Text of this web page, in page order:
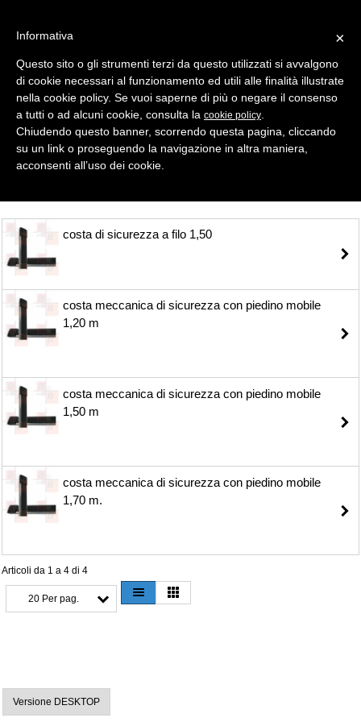
Selezione
TELECOMANDI - AUTOMAZIONE > COSTE MECCANICHE
costa di sicurezza a filo 1,50
costa meccanica di sicurezza con piedino mobile
1,20 m
costa meccanica di sicurezza con piedino mobile
1,50 m
costa meccanica di sicurezza con piedino mobile
1,70 m.
Articoli da 1 a 4 di 4
20 Per pag.
Versione DESKTOP
×
Informativa
Questo sito o gli strumenti terzi da questo utilizzati si avvalgono
di cookie necessari al funzionamento ed utili alle finalità illustrate
nella cookie policy. Se vuoi saperne di più o negare il consenso
a tutti o ad alcuni cookie, consulta la cookie policy
Chiudendo questo banner, scorrendo questa pagina, cliccando
su un link o proseguendo la navigazione in altra maniera,
acconsenti all’uso dei cookie.